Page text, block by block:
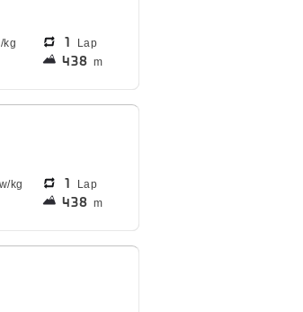
1 Lap
438 m
1 Lap
438 m